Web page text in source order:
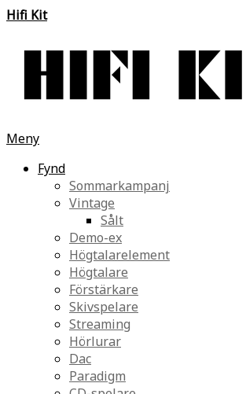
Hifi Kit
Meny
Fynd
Sommarkampanj
Vintage
Sålt
Demo-ex
Högtalarelement
Högtalare
Förstärkare
Skivspelare
Streaming
Hörlurar
Dac
Paradigm